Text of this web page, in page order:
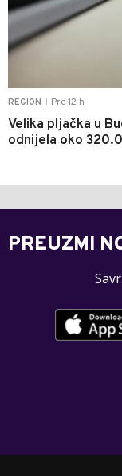
REGION Pre 12 h
Velika pljačka u
odnijela oko
PREUZMI